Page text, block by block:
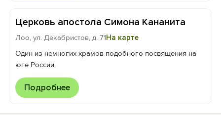
Церковь апостола Симона Кананита
Лоо, ул. Декабристов, д. 71На карте
Один из немногих храмов подобного посвящения на
юге России.
Подробнее